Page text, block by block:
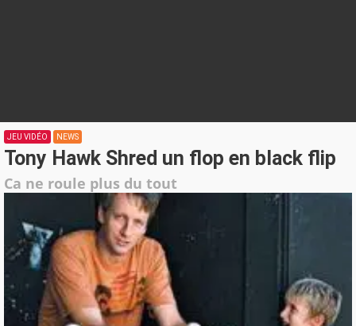
JEU VIDÉO NEWS
Tony Hawk Shred un flop en black flip
Ca ne roule plus du tout